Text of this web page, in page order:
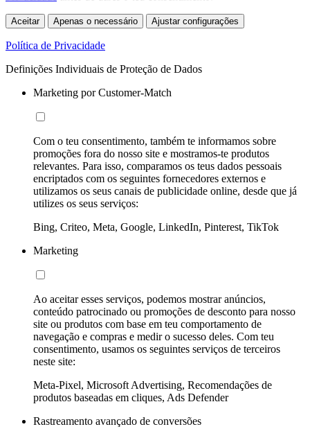
Aceitar Apenas o necessário Ajustar configurações
Política de Privacidade
Definições Individuais de Proteção de Dados
Marketing por Customer-Match
Com o teu consentimento, também te informamos sobre
promoções fora do nosso site e mostramos-te produtos
relevantes. Para isso, comparamos os teus dados pessoais
encriptados com os seguintes fornecedores externos e
utilizamos os seus canais de publicidade online, desde que já
utilizes os seus serviços:
Bing, Criteo, Meta, Google, LinkedIn, Pinterest, TikTok
Marketing
Ao aceitar esses serviços, podemos mostrar anúncios,
conteúdo patrocinado ou promoções de desconto para nosso
site ou produtos com base em teu comportamento de
navegação e compras e medir o sucesso deles. Com teu
consentimento, usamos os seguintes serviços de terceiros
neste site:
Meta-Pixel, Microsoft Advertising, Recomendações de
produtos baseadas em cliques, Ads Defender
Rastreamento avançado de conversões